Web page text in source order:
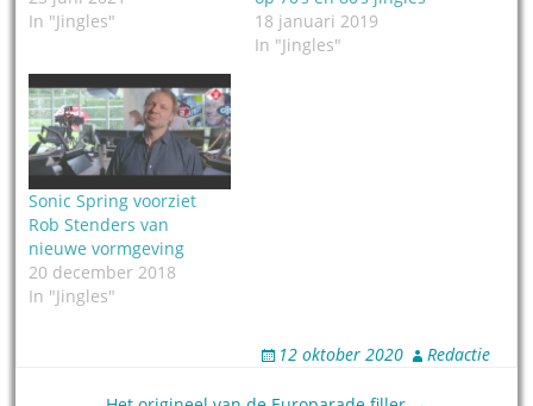
In "Jingles"
18 januari 2019
In "Jingles"
Sonic Spring voorziet
Rob Stenders van
nieuwe vormgeving
20 december 2018
In "Jingles"
12 oktober 2020 Redactie